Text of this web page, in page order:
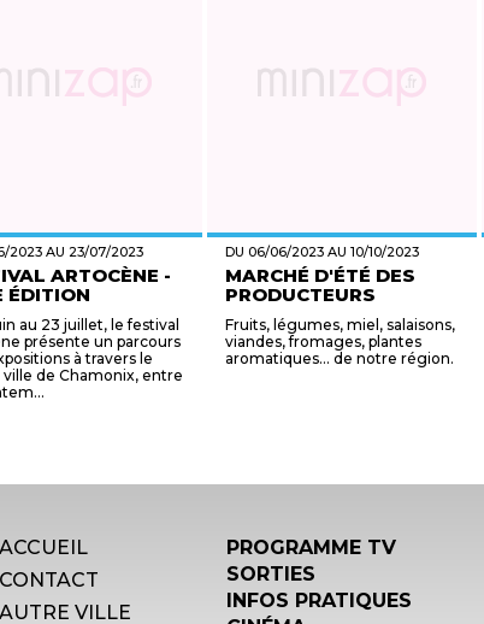
2023 AU 23/07/2023
ARTOCÈNE -
ÉDITION
au 23 juillet, le festival
présente un parcours
à travers le
de Chamonix, entre
DU 06/06/2023 AU 10/10/2023
MARCHÉ D'ÉTÉ DES
PRODUCTEURS
Fruits, légumes, miel, salaisons,
viandes, fromages, plantes
aromatiques... de notre région.
ACCUEIL
CONTACT
AUTRE VILLE
PROGRAMME TV
SORTIES
INFOS PRATIQUES